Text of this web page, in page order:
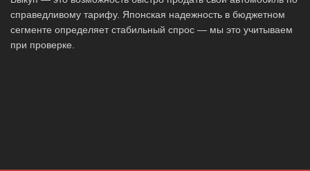
справедливому тарифу. Японская надежность в бюджетном
сегменте определяет стабильный спрос — мы это учитываем
при проверке.